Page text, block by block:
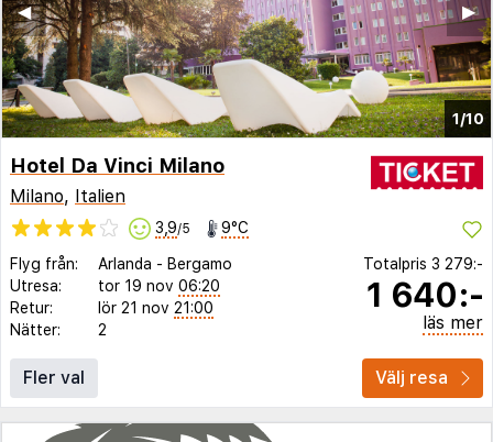
1/10
▶︎
◀︎
Hotel Da Vinci Milano
Milano, Italien
3,9/5 9°C
Flyg från: Arlanda - Bergamo
Utresa:
tor 19 nov 06:20
Retur:
lör 21 nov 21:00
Nätter:
2
Totalpris 3 279:-
1 640:-
läs mer
Fler val Välj resa